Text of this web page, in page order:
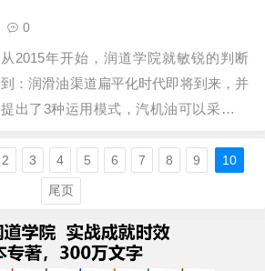
后4年里都处…
0
从2015年开始，润道学院就敏锐的判断
到：润滑油渠道扁平化时代即将到来，并
提出了3种运用模式，汽机油可以采取厂
电商运营构建车主私域。再该策略知道
下，一些品牌开始尝试，不仅大大提升了
在2018年，我们提出轻连锁概念，2020
年正式…
2 3 4 5 6 7 8 9 10
尾页